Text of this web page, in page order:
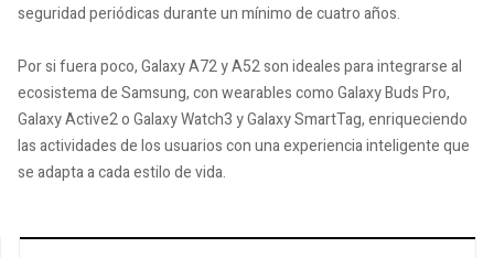
seguridad periódicas durante un mínimo de cuatro años.
Por si fuera poco, Galaxy A72 y A52 son ideales para integrarse al
ecosistema de Samsung, con wearables como Galaxy Buds Pro,
Galaxy Active2 o Galaxy Watch3 y Galaxy SmartTag, enriqueciendo
las actividades de los usuarios con una experiencia inteligente que
se adapta a cada estilo de vida.